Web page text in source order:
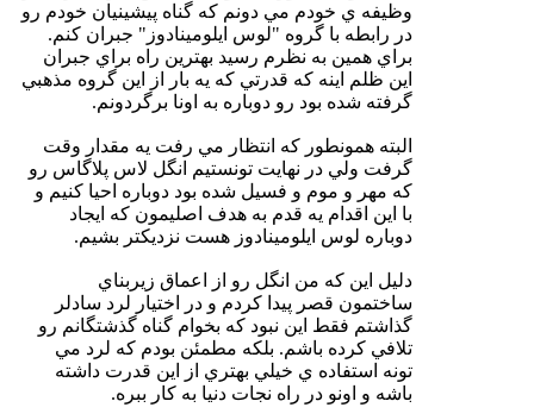
وظيفه ي خودم مي دونم كه گناه پيشينيان خودم رو
در رابطه با گروه "لوس ايلومينادوز" جبران كنم.
براي همين به نظرم رسيد بهترين راه براي جبران
اين ظلم اينه كه قدرتي كه يه بار از اين گروه مذهبي
گرفته شده بود رو دوباره به اونا برگردونم.
البته همونطور كه انتظار مي رفت يه مقدار وقت
گرفت ولي در نهايت تونستيم انگل لاس پلاگاس رو
كه مهر و موم و فسيل شده بود دوباره احيا كنيم و
با اين اقدام يه قدم به هدف اصليمون كه ايجاد
دوباره لوس ايلومينادوز هست نزديكتر بشيم.
دليل اين كه من انگل رو از اعماق زيربناي
ساختمون قصر پيدا كردم و در اختيار لرد سادلر
گذاشتم فقط اين نبود كه بخوام گناه گذشتگانم رو
تلافي كرده باشم. بلكه مطمئن بودم كه لرد مي
تونه استفاده ي خيلي بهتري از اين قدرت داشته
باشه و اونو در راه نجات دنيا به كار ببره.